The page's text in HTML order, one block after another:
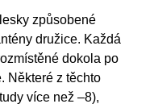
způsobené
družice. Každá
dokola po
Některé z těchto
více než –8),